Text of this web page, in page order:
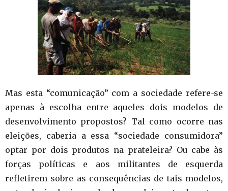
Mas esta “comunicação” com a sociedade refere-se
apenas à escolha entre aqueles dois modelos de
desenvolvimento propostos? Tal como ocorre nas
eleições, caberia a essa “sociedade consumidora”
optar por dois produtos na prateleira? Ou cabe às
forças políticas e aos militantes de esquerda
refletirem sobre as consequências de tais modelos,